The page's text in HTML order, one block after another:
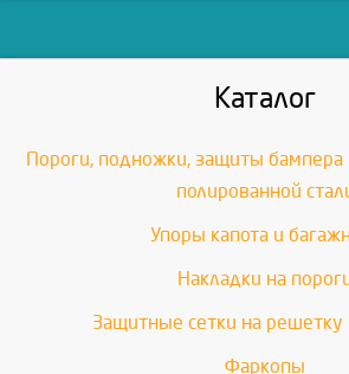
Каталог
Пороги, подножки, защиты
полированной
Упоры капота и
Накладки на
Защитные сетки на решетку
Фаркопы